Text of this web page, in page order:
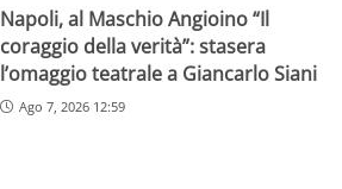
Napoli, al Maschio Angioino “Il
coraggio della verità”: stasera
l’omaggio teatrale a Giancarlo Siani
Ago 7, 2026 12:59